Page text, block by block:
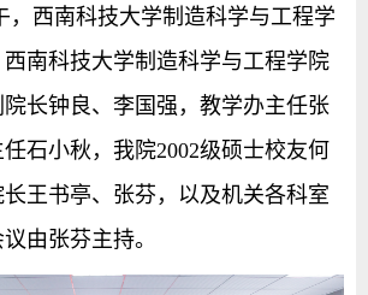
，西南科技大学制造科学与工程学
南科技大学制造科学与工程学院
长钟良、李国强，教学办主任张
石小秋，我院2002级硕士校友何
王书亭、张芬，以及机关各科室
由张芬主持。